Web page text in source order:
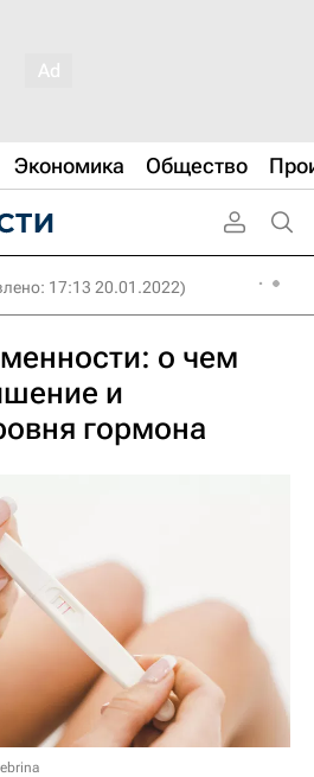
Экономика Общество
17:13 20.01.2022)
о чем
и
гормона